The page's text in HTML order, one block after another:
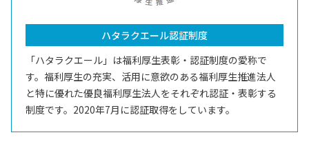
ハタラクエール認証制度
「ハタラクエール」は福利厚生表彰・認証制度の愛称で
す。福利厚生の充実、活用に意欲のある福利厚生推進法人
と特に優れた優良福利厚生法人をそれぞれ認証・表彰する
制度です。2020年7月に認証取得をしています。